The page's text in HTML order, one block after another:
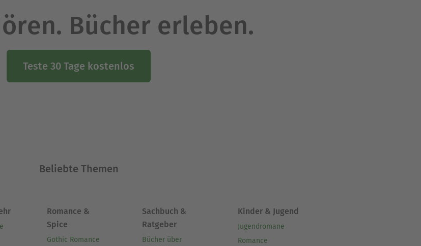
Bücher erleben.
Teste 30 Tage kostenlos
Beliebte Themen
Romance &
Spice
Gothic Romance
Sachbuch &
Ratgeber
Bücher über
Kinder & Jugend
Jugendromane
Romance